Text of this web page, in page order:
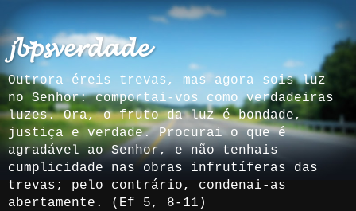
𝓳𝓫𝓹𝓼𝓿𝓮𝓻𝓭𝓪𝓭𝓮
Outrora éreis trevas, mas agora sois luz
no Senhor: comportai-vos como verdadeiras
luzes. Ora, o fruto da luz é bondade,
justiça e verdade. Procurai o que é
agradável ao Senhor, e não tenhais
cumplicidade nas obras infrutíferas das
trevas; pelo contrário, condenai-as
abertamente. (Ef 5, 8-11)